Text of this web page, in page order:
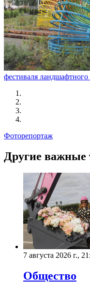
фестиваля
Фоторепортаж
Другие важные
7 августа 2026 г.,
Общество